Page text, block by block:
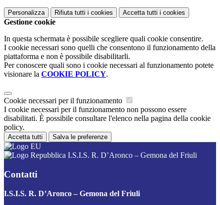
Personalizza Rifiuta tutti i cookies Accetta tutti i cookies
Gestione cookie
In questa schermata è possibile scegliere quali cookie consentire.
I cookie necessari sono quelli che consentono il funzionamento della
piattaforma e non è possibile disabilitarli.
Per conoscere quali sono i cookie necessari al funzionamento potete
visionare la COOKIE POLICY.
Cookie necessari per il funzionamento
I cookie necessari per il funzionamento non possono essere
disabilitati. È possibile consultare l'elenco nella pagina della cookie
policy.
Accetta tutti Salva le preferenze
I.S.I.S. R. D’Aronco – Gemona del Friuli
Contatti
I.S.I.S. R. D’Aronco – Gemona del Friuli